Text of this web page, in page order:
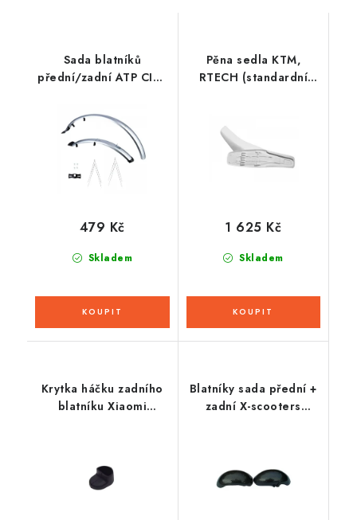
Sada blatníků
přední/zadní ATP CITY
kola, OXFORD
(stříbrné, šírka 60 mm,
vč. kotevních vzpěr)
Skladem
479 Kč
Pěna sedla KTM,
RTECH (standardní
Skladem
1 625 Kč
Krytka háčku zadního
blatníku Xiaomi
Blatníky sada přední +
zadní X-scooters